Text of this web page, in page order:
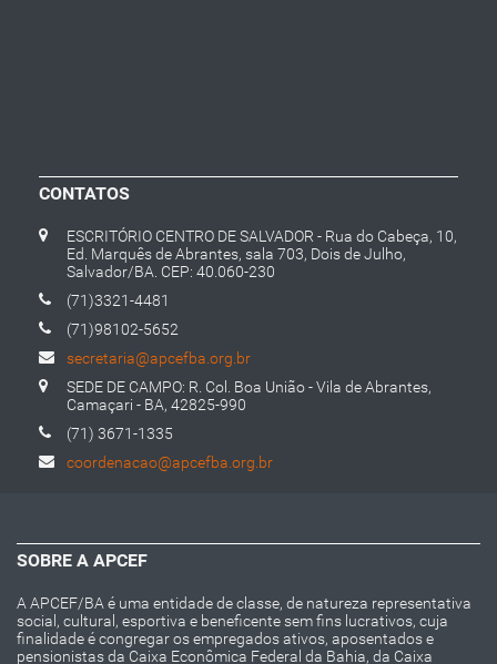
CONTATOS
ESCRITÓRIO CENTRO DE SALVADOR - Rua do Cabeça, 10,
Ed. Marquês de Abrantes, sala 703, Dois de Julho,
Salvador/BA. CEP: 40.060-230
(71)3321-4481
(71)98102-5652
secretaria@apcefba.org.br
SEDE DE CAMPO: R. Col. Boa União - Vila de Abrantes,
Camaçari - BA, 42825-990
(71) 3671-1335
coordenacao@apcefba.org.br
SOBRE A APCEF
A APCEF/BA é uma entidade de classe, de natureza representativa
social, cultural, esportiva e beneficente sem fins lucrativos, cuja
finalidade é congregar os empregados ativos, aposentados e
pensionistas da Caixa Econômica Federal da Bahia, da Caixa